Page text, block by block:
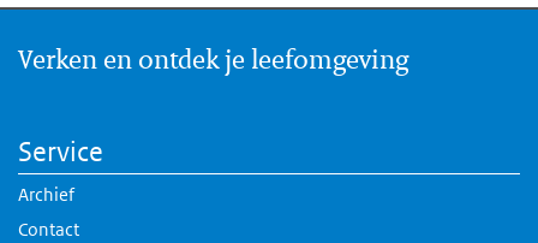
Verken en ontdek je leefomgeving
Service
Archief
Contact